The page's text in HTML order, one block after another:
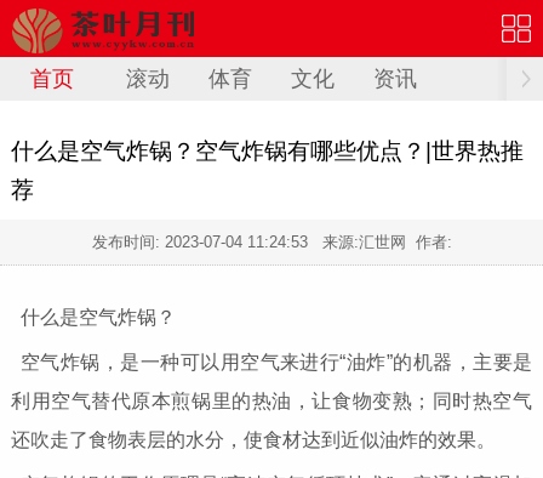
首页 滚动 体育 文化 资讯
什么是空气炸锅？空气炸锅有哪些优点？|世界热推
荐
发布时间: 2023-07-04 11:24:53 来源:汇世网 作者:
什么是空气炸锅？
空气炸锅，是一种可以用空气来进行“油炸”的机器，主要是
利用空气替代原本煎锅里的热油，让食物变熟；同时热空气
还吹走了食物表层的水分，使食材达到近似油炸的效果。